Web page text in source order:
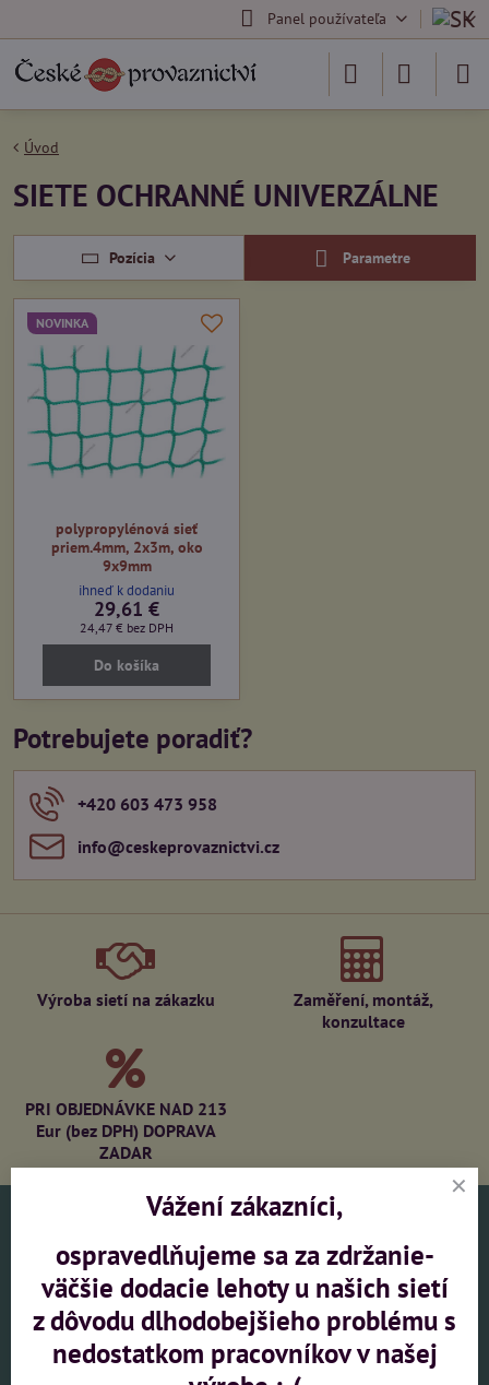
Panel používateľa
Úvod
SIETE OCHRANNÉ UNIVERZÁLNE
Pozícia Parametre
NOVINKA
polypropylénová sieť
priem.4mm, 2x3m, oko
9x9mm
ihneď k dodaniu
29,61 €
24,47 € bez DPH
Do košíka
Potrebujete poradiť?
+420 603 473 958
info​@ceskeprovaznictvi​.cz
Výroba sietí na zákazku
Zaměření, montáž,
konzultace
PRI OBJEDNÁVKE NAD 213
Eur (bez DPH) DOPRAVA
ZADAR
DOPRAVA A PLATBA
OBCHODNÉ PODMIENKY
PREHLÁSENIE O OCHRANE OSOBNÝCH ÚDAJOV
REKLAMAČNÝ PORIADOK
Vážení zákazníci,
ospravedlňujeme sa za zdržanie-
väčšie dodacie lehoty u našich sietí
z dôvodu dlhodobejšieho problému s
nedostatkom pracovníkov v našej